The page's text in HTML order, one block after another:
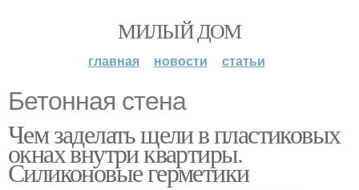
МИЛЫЙ ДОМ
главная новости статьи
Бетонная стена
Чем заделать щели в пластиковых
окнах внутри квартиры.
Силиконовые герметики